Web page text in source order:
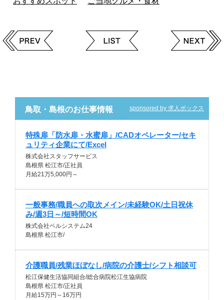
鳥取・島根のお仕事情報 sponsored by 求人ボックス
特殊扉「防水扉・水蜜扉」/CADオペレーター/セキ
ュリティ企業にて/Excel
株式会社スタッフサービス
島根県 松江市/正社員
月給21万5,000円～
一般事務/職員への取次メイン/未経験OK/土日祝休
み/週3日～/短時間OK
株式会社ベルシステム24
島根県 松江市/
介護職員/残業ほぼなし/病院の介護士/シフト相談可
松江保健生活協同組合/総合病院松江生協病院
島根県 松江市/正社員
月給15万円～16万円